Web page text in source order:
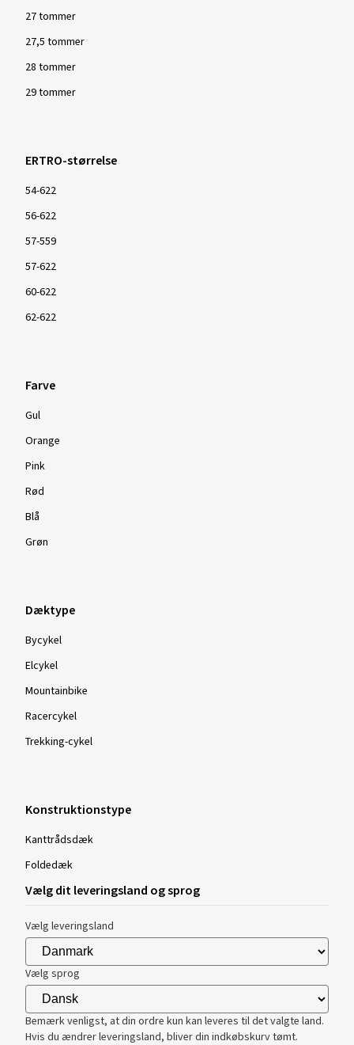
27 tommer
27,5 tommer
28 tommer
29 tommer
ERTRO-størrelse
54-622
56-622
57-559
57-622
60-622
62-622
Farve
Gul
Orange
Pink
Rød
Blå
Grøn
Dæktype
Bycykel
Elcykel
Mountainbike
Racercykel
Trekking-cykel
Konstruktionstype
Kanttrådsdæk
Foldedæk
Vælg dit leveringsland og sprog
Vælg leveringsland
Vælg sprog
Bemærk venligst, at din ordre kun kan leveres til det valgte land.
Hvis du ændrer leveringsland, bliver din indkøbskurv tømt.